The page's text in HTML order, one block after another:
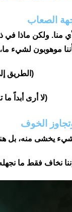
الصعاب
منا. ولكن ماذا
موهوبون لشيء
(الطريق
(لا أرى أبداً
الخوف
شيء يخشى منه، بل
نخاف فقط ما